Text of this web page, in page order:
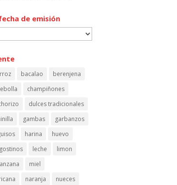
de emisión
bacalao
berenjena
champiñones
dulces tradicionales
gambas
garbanzos
harina
huevo
leche
limon
miel
naranja
nueces